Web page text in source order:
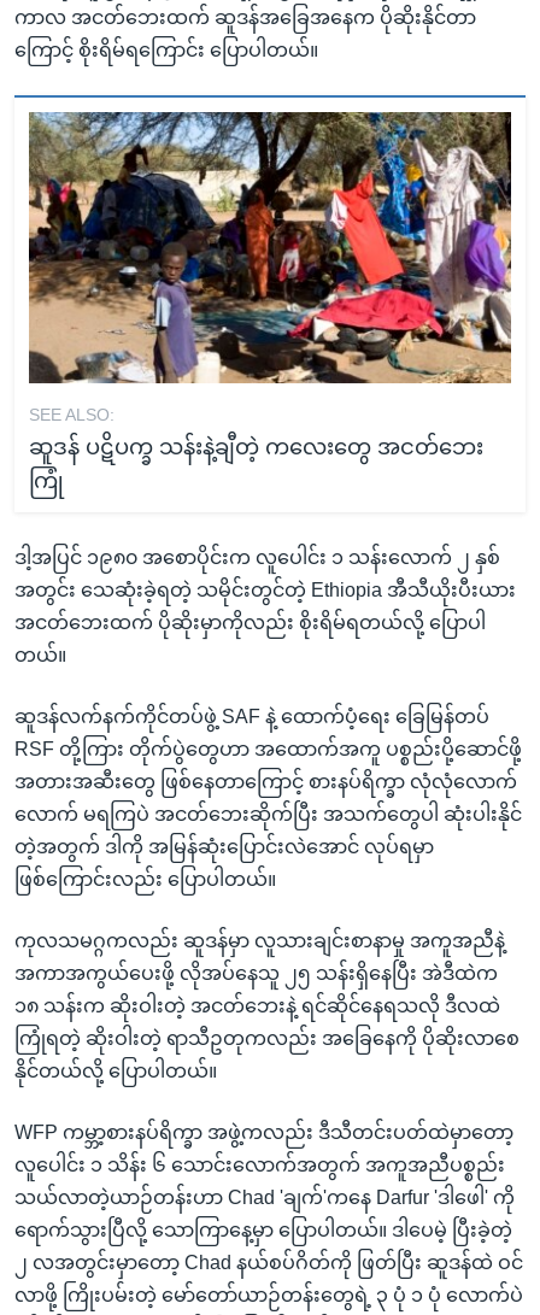
ကာလ အငတ်ဘေးထက် ဆူဒန်အခြေအနေက ပိုဆိုးနိုင်တာ
ကြောင့် စိုးရိမ်ရကြောင်း ပြောပါတယ်။
SEE ALSO:
ဆူဒန် ပဋိပက္ခ သန်းနဲ့ချီတဲ့ ကလေးတွေ အငတ်ဘေး
ကြုံ
ဒါ့အပြင် ၁၉၈၀ အစောပိုင်းက လူပေါင်း ၁ သန်းလောက် ၂ နှစ်
အတွင်း သေဆုံးခဲ့ရတဲ့ သမိုင်းတွင်တဲ့ Ethiopia အီသီယိုးပီးယား
အငတ်ဘေးထက် ပိုဆိုးမှာကိုလည်း စိုးရိမ်ရတယ်လို့ ပြောပါ
တယ်။
ဆူဒန်လက်နက်ကိုင်တပ်ဖွဲ့ SAF နဲ့ ထောက်ပံ့ရေး ခြေမြန်တပ်
RSF တို့ကြား တိုက်ပွဲတွေဟာ အထောက်အကူ ပစ္စည်းပို့ဆောင်ဖို့
အတားအဆီးတွေ ဖြစ်နေတာကြောင့် စားနပ်ရိက္ခာ လုံလုံလောက်
လောက် မရကြပဲ အငတ်ဘေးဆိုက်ပြီး အသက်တွေပါ ဆုံးပါးနိုင်
တဲ့အတွက် ဒါကို အမြန်ဆုံးပြောင်းလဲအောင် လုပ်ရမှာ
ဖြစ်ကြောင်းလည်း ပြောပါတယ်။
ကုလသမဂ္ဂကလည်း ဆူဒန်မှာ လူသားချင်းစာနာမှု အကူအညီနဲ့
အကာအကွယ်ပေးဖို့ လိုအပ်နေသူ ၂၅ သန်းရှိနေပြီး အဲဒီထဲက
၁၈ သန်းက ဆိုးဝါးတဲ့ အငတ်ဘေးနဲ့ ရင်ဆိုင်နေရသလို ဒီလထဲ
ကြုံရတဲ့ ဆိုးဝါးတဲ့ ရာသီဥတုကလည်း အခြေနေကို ပိုဆိုးလာစေ
နိုင်တယ်လို့ ပြောပါတယ်။
WFP ကမ္ဘာ့စားနပ်ရိက္ခာ အဖွဲ့ကလည်း ဒီသီတင်းပတ်ထဲမှာတော့
လူပေါင်း ၁ သိန်း ၆ သောင်းလောက်အတွက် အကူအညီပစ္စည်း
သယ်လာတဲ့ယာဉ်တန်းဟာ Chad 'ချက်'ကနေ Darfur 'ဒါဖေါ' ကို
ရောက်သွားပြီလို့ သောကြာနေ့မှာ ပြောပါတယ်။ ဒါပေမဲ့ ပြီးခဲ့တဲ့
၂ လအတွင်းမှာတော့ Chad နယ်စပ်ဂိတ်ကို ဖြတ်ပြီး ဆူဒန်ထဲ ဝင်
လာဖို့ ကြိုးပမ်းတဲ့ မော်တော်ယာဉ်တန်းတွေရဲ့ ၃ ပုံ ၁ ပုံ လောက်ပဲ